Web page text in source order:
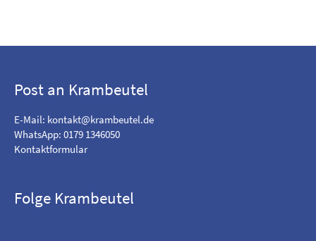
Post an Krambeutel
E-Mail: kontakt@krambeutel.de
WhatsApp: 0179 1346050
Kontaktformular
Folge Krambeutel